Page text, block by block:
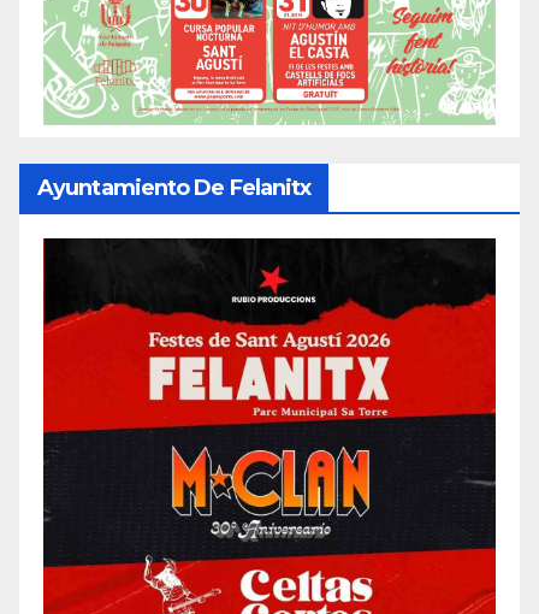
Ayuntamiento De Felanitx